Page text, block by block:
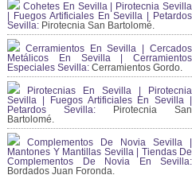
Cohetes En Sevilla | Pirotecnia Sevilla
| Fuegos Artificiales En Sevilla | Petardos
Sevilla: Pirotecnia San Bartolomé.
Cerramientos En Sevilla | Cercados
Metálicos En Sevilla | Cerramientos
Especiales Sevilla: Cerramientos Gordo.
Pirotecnias En Sevilla | Pirotecnia
Sevilla | Fuegos Artificiales En Sevilla |
Petardos Sevilla: Pirotecnia San
Bartolomé.
Complementos De Novia Sevilla |
Mantones Y Mantillas Sevilla | Tiendas De
Complementos De Novia En Sevilla:
Bordados Juan Foronda.